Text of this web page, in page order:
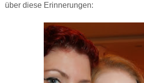
über diese Erinnerungen: